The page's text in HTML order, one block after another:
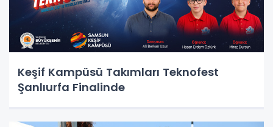
Keşif Kampüsü Takımları Teknofest
Şanlıurfa Finalinde